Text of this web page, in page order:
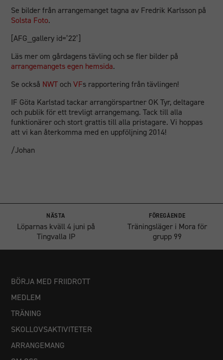
Se bilder från arrangemanget tagna av Fredrik Karlsson på
Solsta Foto.
[AFG_gallery id=’22’]
Läs mer om gårdagens tävling och se fler bilder på
arrangemangets egen hemsida.
Se också NWTochVFs rapportering från tävlingen!
IF Göta Karlstad tackar arrangörspartner OK Tyr, deltagare
och publik för ett trevligt arrangemang. Tack till alla
funktionärer och stort grattis till alla pristagare. Vi hoppas
att vi kan återkomma med en uppföljning 2014!
/Johan
NÄSTA
Löparnas kväll 4 juni på
Tingvalla IP
FÖREGÅENDE
Träningsläger i Mora för
grupp 99
BÖRJA MED FRIIDROTT
MEDLEM
TRÄNING
SKOLLOVSAKTIVITETER
ARRANGEMANG